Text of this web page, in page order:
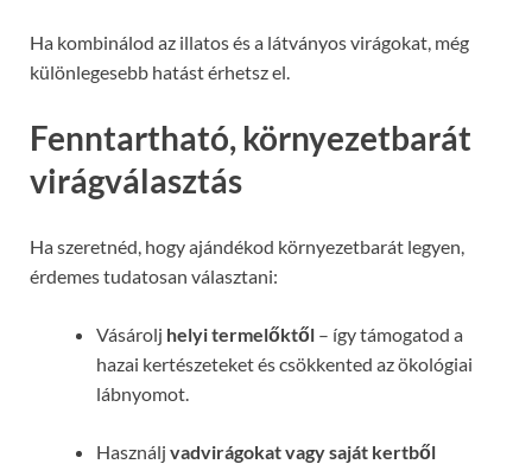
Ha kombinálod az illatos és a látványos virágokat, még
különlegesebb hatást érhetsz el.
Fenntartható, környezetbarát
virágválasztás
Ha szeretnéd, hogy ajándékod környezetbarát legyen,
érdemes tudatosan választani:
Vásárolj helyi termelőktől – így támogatod a
hazai kertészeteket és csökkented az ökológiai
lábnyomot.
Használj vadvirágokat vagy saját kertből